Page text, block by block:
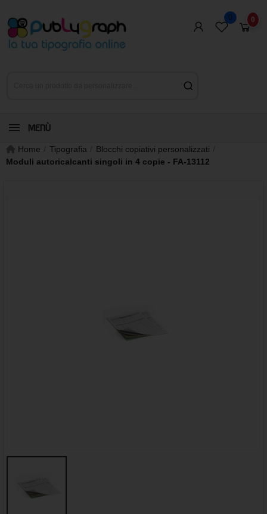
0 0
MENÙ
Home Tipografia
Blocchi copiativi personalizzati
Moduli autoricalcanti singoli in 4 copie - FA-13112